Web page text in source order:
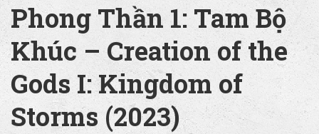
Phong Thần 1: Tam Bộ
Khúc – Creation of the
Gods I: Kingdom of
Storms (2023)